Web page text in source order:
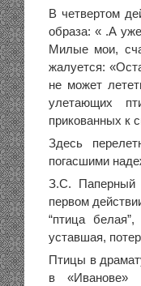
В четвертом
образа: « .А
Милые мои,
жалуется:
не может
улетающих
прикованных к
Здесь
погасшими
З.С. Паперный
первом
“птица
уставшая,
Птицы в
в «Иванове»